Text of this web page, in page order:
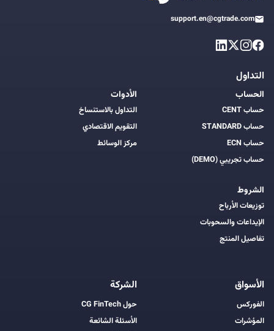
support.en@cgtrade.com
التداول
الحساب
حساب CENT
حساب STANDARD
حساب ECN
حساب تجريبي (DEMO)
الشروط
توزيعات الأرباح
الإيداعات والسحوبات
تفاصيل المنتج
الأدوات
التداول بالاستنساخ
التقويم الاقتصادي
مركز الوسائط
الأسواق
الفوركس
المؤشرات
الشركة
حول CG FinTech
الأسئلة الشائعة